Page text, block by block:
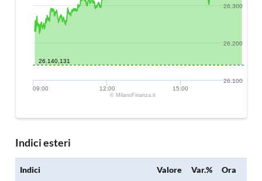
26.140,131
09:00 12:00 15:00
26.100
26.200
26.300
© MilanoFinanza.it
Indici esteri
Indici Valore Var.% Ora